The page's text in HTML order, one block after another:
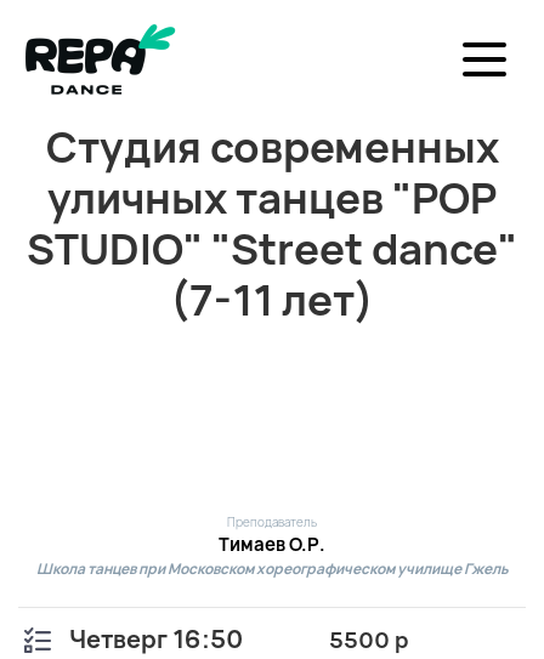
Студия современных
уличных танцев "POP
STUDIO" "Street dance"
(7-11 лет)
Преподаватель
Тимаев О.Р.
Школа танцев при Московском хореографическом училище Гжель
Четверг 16:50 5500 р